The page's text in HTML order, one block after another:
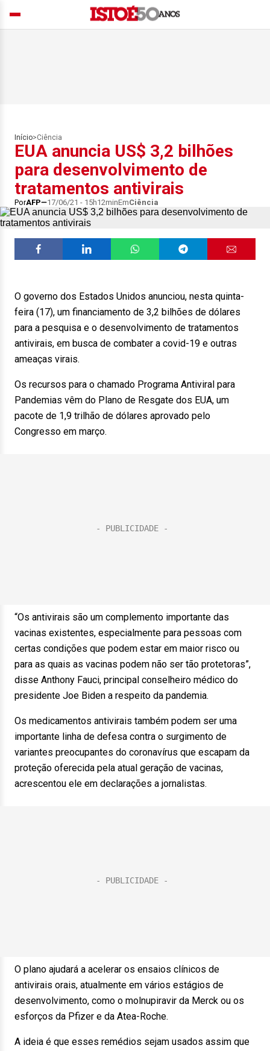
Início>Ciência
EUA anuncia US$ 3,2 bilhões
para desenvolvimento de
tratamentos antivirais
PorAFP 17/06/21 - 15h12minEmCiência
O governo dos Estados Unidos anunciou, nesta quinta-
feira (17), um financiamento de 3,2 bilhões de dólares
para a pesquisa e o desenvolvimento de tratamentos
antivirais, em busca de combater a covid-19 e outras
ameaças virais.
Os recursos para o chamado Programa Antiviral para
Pandemias vêm do Plano de Resgate dos EUA, um
pacote de 1,9 trilhão de dólares aprovado pelo
Congresso em março.
“Os antivirais são um complemento importante das
vacinas existentes, especialmente para pessoas com
certas condições que podem estar em maior risco ou
para as quais as vacinas podem não ser tão protetoras”,
disse Anthony Fauci, principal conselheiro médico do
presidente Joe Biden a respeito da pandemia.
Os medicamentos antivirais também podem ser uma
importante linha de defesa contra o surgimento de
variantes preocupantes do coronavírus que escapam da
proteção oferecida pela atual geração de vacinas,
acrescentou ele em declarações a jornalistas.
O plano ajudará a acelerar os ensaios clínicos de
antivirais orais, atualmente em vários estágios de
desenvolvimento, como o molnupiravir da Merck ou os
esforços da Pfizer e da Atea-Roche.
A ideia é que esses remédios sejam usados assim que